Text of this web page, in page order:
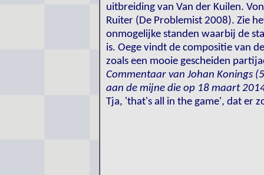
uitbreiding van Van der Kuilen.
Ruiter (De Problemist 2008). Zie
onmogelijke standen waarbij de
is. Oege vindt de compositie van
zoals een mooie gescheiden
Commentaar van Johan Konings
aan de mijne die op 18 maart
Tja, 'that's all in the game', dat er